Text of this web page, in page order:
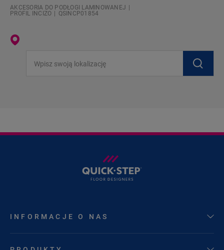
AKCESORIA DO PODŁOGI LAMINOWANEJ
PROFIL INCIZO
QSINCP01854
INFORMACJE O NAS